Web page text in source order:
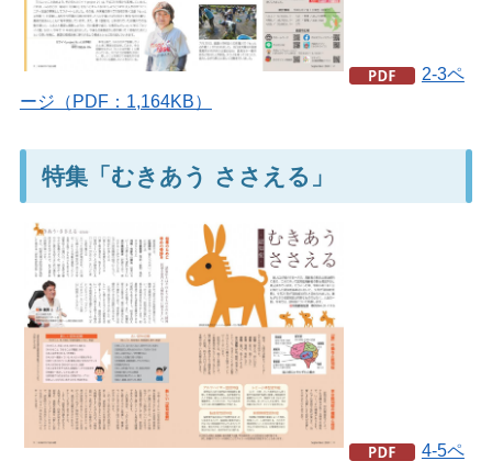
2-3ペ
ージ（PDF：1,164KB）
特集「むきあう ささえる」
4-5ペ